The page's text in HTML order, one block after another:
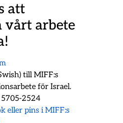
att
vårt arbete
till MIFF:s
för Israel.
2524
eller pins i MIFF:s